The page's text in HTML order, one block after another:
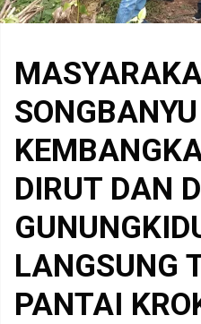
DIRUT DAN
LANGSUNG
PANTAI